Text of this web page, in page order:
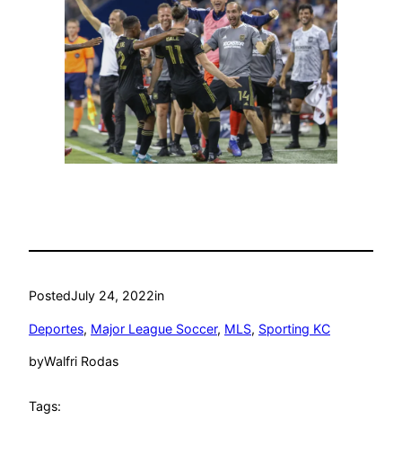
PostedJuly 24, 2022in
Deportes, Major League Soccer, MLS, Sporting KC
byWalfri Rodas
Tags: